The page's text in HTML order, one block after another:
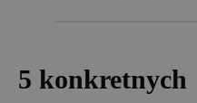
5 konkretnych